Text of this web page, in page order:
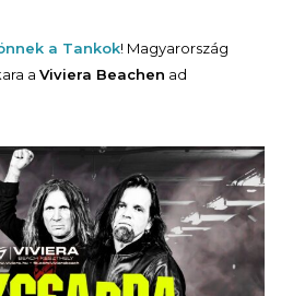
a Tankok! Magyarország
a Viviera Beachen ad